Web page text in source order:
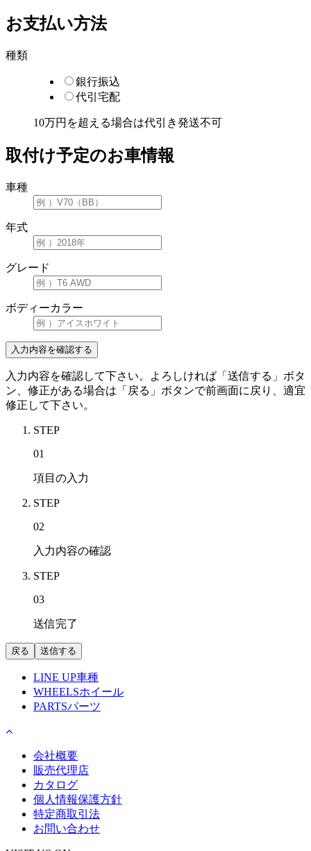
お支払い方法
種類
銀行振込
代引宅配
10万円を超える場合は代引き発送不可
取付け予定のお車情報
車種
年式
グレード
ボディーカラー
入力内容を確認して下さい。よろしければ「送信する」ボタ
ン、修正がある場合は「戻る」ボタンで前画面に戻り、適宜
修正して下さい。
STEP
01
項目の入力
STEP
02
入力内容の確認
STEP
03
送信完了
LINE UP車種
WHEELSホイール
PARTSパーツ
会社概要
販売代理店
カタログ
個人情報保護方針
特定商取引法
お問い合わせ